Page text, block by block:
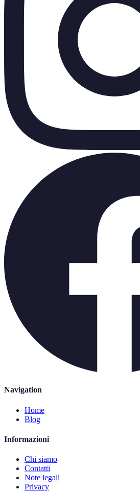
Navigation
Home
Blog
Informazioni
Chi siamo
Contatti
Note legali
Privacy